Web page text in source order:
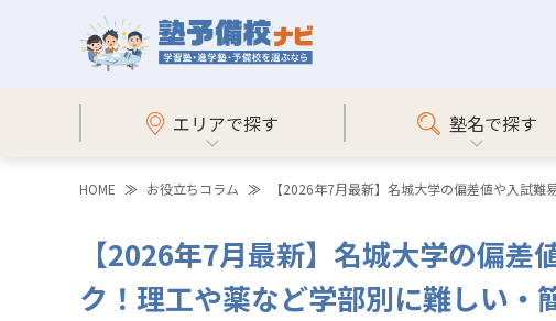
エリアで探す 塾名で探す
HOME お役立ちコラム 【2026年7月最新】名城大学の偏差値や入試
【2026年7月最新】名城大学の偏
ク！理工や薬など学部別に難しい・